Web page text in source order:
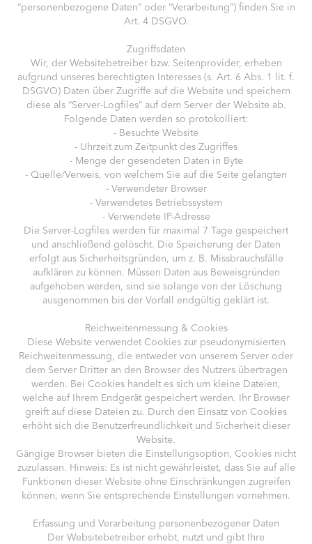
“personenbezogene Daten” oder “Verarbeitung”) finden Sie in
Art. 4 DSGVO.
Zugriffsdaten
Wir, der Websitebetreiber bzw. Seitenprovider, erheben
aufgrund unseres berechtigten Interesses (s. Art. 6 Abs. 1 lit. f.
DSGVO) Daten über Zugriffe auf die Website und speichern
diese als “Server-Logfiles” auf dem Server der Website ab.
Folgende Daten werden so protokolliert:
- Besuchte Website
- Uhrzeit zum Zeitpunkt des Zugriffes
- Menge der gesendeten Daten in Byte
- Quelle/Verweis, von welchem Sie auf die Seite gelangten
- Verwendeter Browser
- Verwendetes Betriebssystem
- Verwendete IP-Adresse
Die Server-Logfiles werden für maximal 7 Tage gespeichert
und anschließend gelöscht. Die Speicherung der Daten
erfolgt aus Sicherheitsgründen, um z. B. Missbrauchsfälle
aufklären zu können. Müssen Daten aus Beweisgründen
aufgehoben werden, sind sie solange von der Löschung
ausgenommen bis der Vorfall endgültig geklärt ist.
Reichweitenmessung & Cookies
Diese Website verwendet Cookies zur pseudonymisierten
Reichweitenmessung, die entweder von unserem Server oder
dem Server Dritter an den Browser des Nutzers übertragen
werden. Bei Cookies handelt es sich um kleine Dateien,
welche auf Ihrem Endgerät gespeichert werden. Ihr Browser
greift auf diese Dateien zu. Durch den Einsatz von Cookies
erhöht sich die Benutzerfreundlichkeit und Sicherheit dieser
Website.
Gängige Browser bieten die Einstellungsoption, Cookies nicht
zuzulassen. Hinweis: Es ist nicht gewährleistet, dass Sie auf alle
Funktionen dieser Website ohne Einschränkungen zugreifen
können, wenn Sie entsprechende Einstellungen vornehmen.
Erfassung und Verarbeitung personenbezogener Daten
Der Websitebetreiber erhebt, nutzt und gibt Ihre